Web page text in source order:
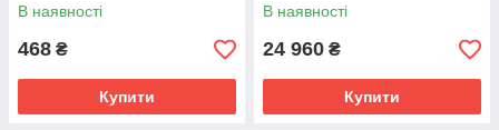
В наявності
468 ₴
Купити
В наявності
24 960 ₴
Купити